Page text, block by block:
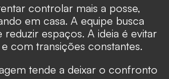
controlar mais a posse,
em casa. A equipe busca
espaços. A ideia é evitar
com transições constantes.
tende a deixar o confronto